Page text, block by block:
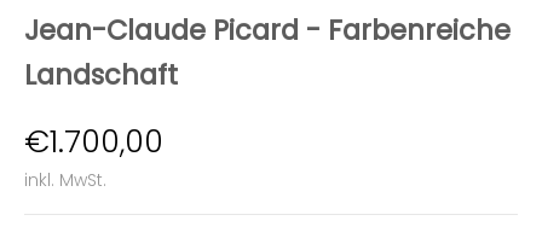
Jean-Claude Picard - Farbenreiche
Landschaft
Angebot
€1.700,00
inkl. MwSt.